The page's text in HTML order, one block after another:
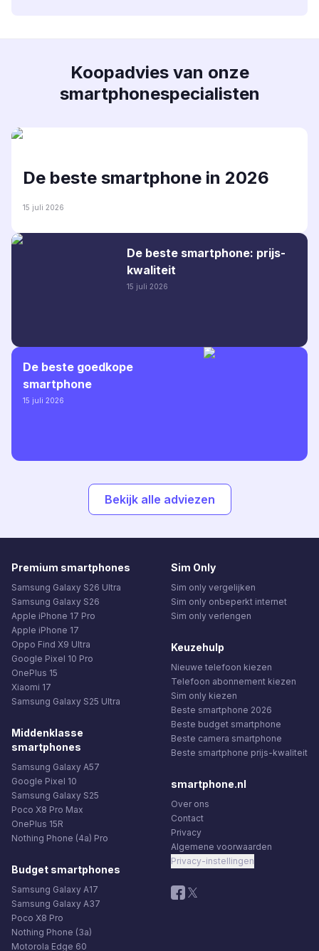
Koopadvies van onze
smartphonespecialisten
De beste smartphone in 2026
15 juli 2026
De beste smartphone: prijs-
kwaliteit
15 juli 2026
De beste goedkope
smartphone
15 juli 2026
Bekijk alle adviezen
Premium smartphones
Samsung Galaxy S26 Ultra
Samsung Galaxy S26
Apple iPhone 17 Pro
Apple iPhone 17
Oppo Find X9 Ultra
Google Pixel 10 Pro
OnePlus 15
Xiaomi 17
Samsung Galaxy S25 Ultra
Middenklasse
smartphones
Samsung Galaxy A57
Google Pixel 10
Samsung Galaxy S25
Poco X8 Pro Max
OnePlus 15R
Nothing Phone (4a) Pro
Budget smartphones
Samsung Galaxy A17
Samsung Galaxy A37
Poco X8 Pro
Nothing Phone (3a)
Motorola Edge 60
Sim Only
Sim only vergelijken
Sim only onbeperkt internet
Sim only verlengen
Keuzehulp
Nieuwe telefoon kiezen
Telefoon abonnement kiezen
Sim only kiezen
Beste smartphone 2026
Beste budget smartphone
Beste camera smartphone
Beste smartphone prijs-kwaliteit
smartphone.nl
Over ons
Contact
Privacy
Algemene voorwaarden
Privacy-instellingen